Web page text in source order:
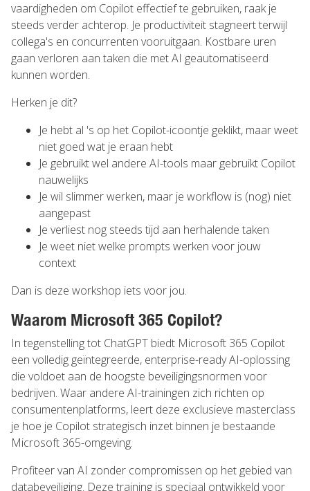
vaardigheden om Copilot effectief te gebruiken, raak je
steeds verder achterop. Je productiviteit stagneert terwijl
collega's en concurrenten vooruitgaan. Kostbare uren
gaan verloren aan taken die met AI geautomatiseerd
kunnen worden.
Herken je dit?
Je hebt al 's op het Copilot-icoontje geklikt, maar weet
niet goed wat je eraan hebt
Je gebruikt wel andere AI-tools maar gebruikt Copilot
nauwelijks
Je wil slimmer werken, maar je workflow is (nog) niet
aangepast
Je verliest nog steeds tijd aan herhalende taken
Je weet niet welke prompts werken voor jouw
context
Dan is deze workshop iets voor jou.
Waarom Microsoft 365 Copilot?
In tegenstelling tot ChatGPT biedt Microsoft 365 Copilot
een volledig geïntegreerde, enterprise-ready AI-oplossing
die voldoet aan de hoogste beveiligingsnormen voor
bedrijven. Waar andere AI-trainingen zich richten op
consumentenplatforms, leert deze exclusieve masterclass
je hoe je Copilot strategisch inzet binnen je bestaande
Microsoft 365-omgeving.
Profiteer van AI zonder compromissen op het gebied van
databeveiliging. Deze training is speciaal ontwikkeld voor